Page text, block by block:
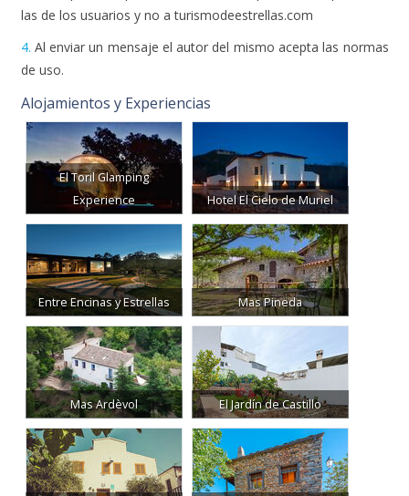
de uso.
Alojamientos y Experiencias
El Toril Glamping
Experience
Hotel El Cielo de Muriel
Entre Encinas y Estrellas Mas Pineda
Mas Ardèvol El Jardín de Castillo
La Posada de Peñarrubia La Alquería de Valverde